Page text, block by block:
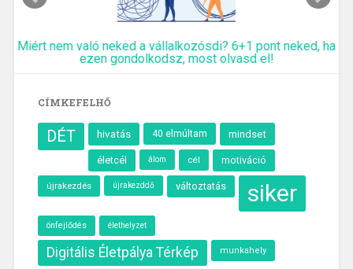
Miért nem való neked a vállalkozósdi? 6+1 pont neked, ha
ezen gondolkodsz, most olvasd el!
CÍMKEFELHŐ
DÉT hivatás 40 elmúltam mindset
életcél álom cél motiváció
újrakezdés újrakezddő változtatás siker
önfejlődés élethelyzet
Digitális Életpálya Térkép munkahely